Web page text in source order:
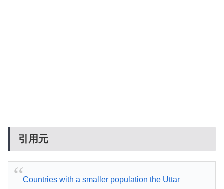
引用元
Countries with a smaller population the Uttar